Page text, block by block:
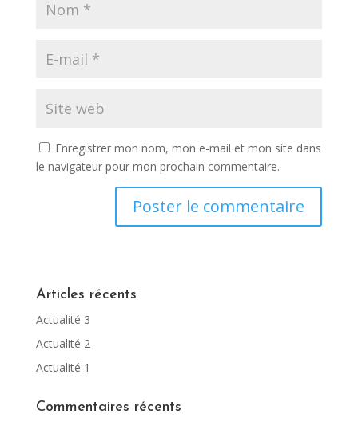
Enregistrer mon nom, mon e-mail et mon site dans
le navigateur pour mon prochain commentaire.
Articles récents
Actualité 3
Actualité 2
Actualité 1
Commentaires récents